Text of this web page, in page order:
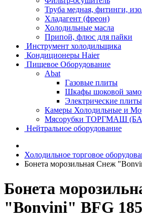
Труба медная, фитинги,
Хладагент (фреон)
Холодильные масла
Припой, флюс для пайки
Инструмент холодильщика
Кондиционеры Haier
Пищевое Оборудование
Abat
Газовые плиты
Шкафы шоковой
Электрические плиты
Камеры Холодильные и
Мясорубки ТОРГМАШ
Нейтральное оборудование
Холодильное торговое
Бонета морозильная Снеж
Бонета
"Bonvini" BFG